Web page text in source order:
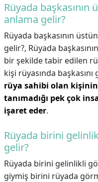
Rüyada
anlama gelir?
Rüyada başkasının
gelir?, Rüyada
bir şekilde tabir edilen
kişi rüyasında
rüya sahibi olan kişinin
tanımadığı pek çok
işaret eder.
Rüyada birini
gelir?
Rüyada birini gelinlikli
giymiş birini rüyada